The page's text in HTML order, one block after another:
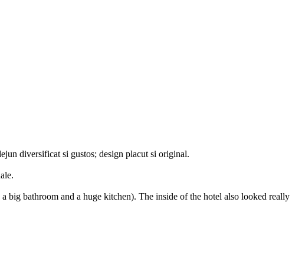
diversificat si gustos; design placut si original.
big bathroom and a huge kitchen). The inside of the hotel also looked